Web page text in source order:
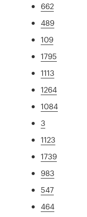
662
489
109
1795
1113
1264
1084
3
1123
1739
983
547
464